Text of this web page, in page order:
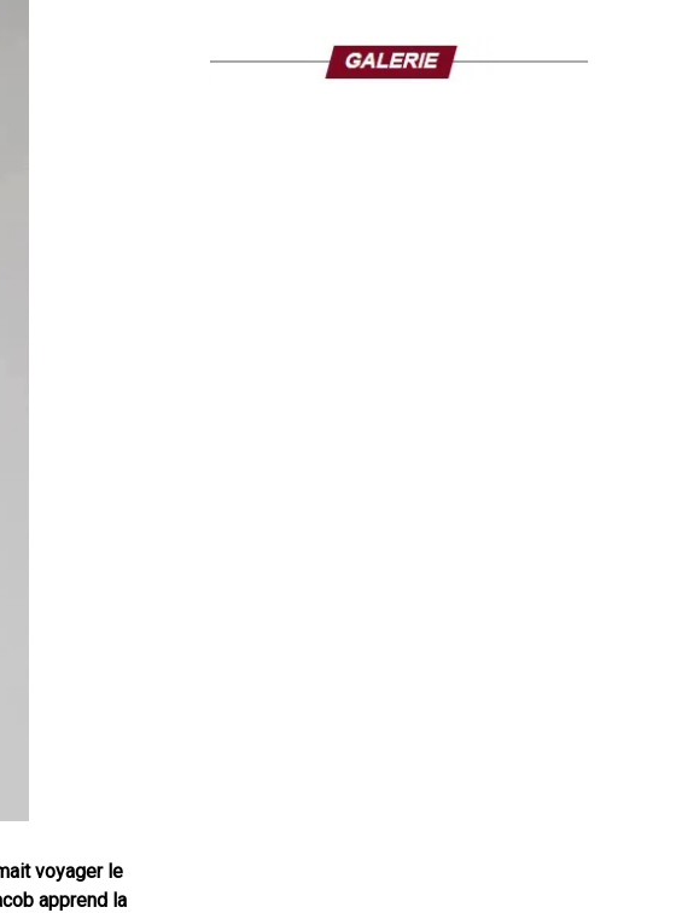
voyager le
apprend la